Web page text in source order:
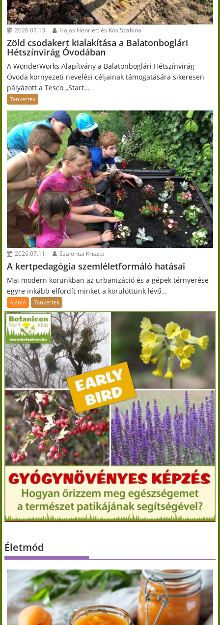
2026.07.13. Hajas Henriett és Kós Szabina
Zöld csodakert kialakítása a Balatonboglári
Hétszínvirág Óvodában
A WonderWorks Alapítvány a Balatonboglári Hétszínvirág
Óvoda környezeti nevelési céljainak támogatására sikeresen
pályázott a Tesco „Start...
Tankertek
2026.07.11. Szalontai Kriszta
A kertpedagógia szemléletformáló hatásai
Mai modern korunkban az urbanizáció és a gépek térnyerése
egyre inkább elfordít minket a körülöttünk lévő...
Ajánló Tankertek
Életmód